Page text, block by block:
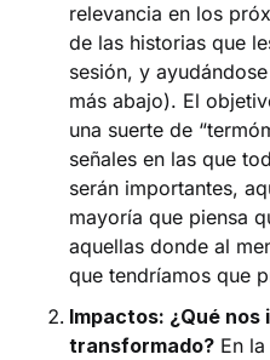
relevancia en los
de las historias que
sesión, y
más abajo). El
una suerte de
señales en las que
serán importantes,
mayoría que piensa
aquellas donde al
que tendríamos que
Impactos: ¿Qué nos
transformado? En